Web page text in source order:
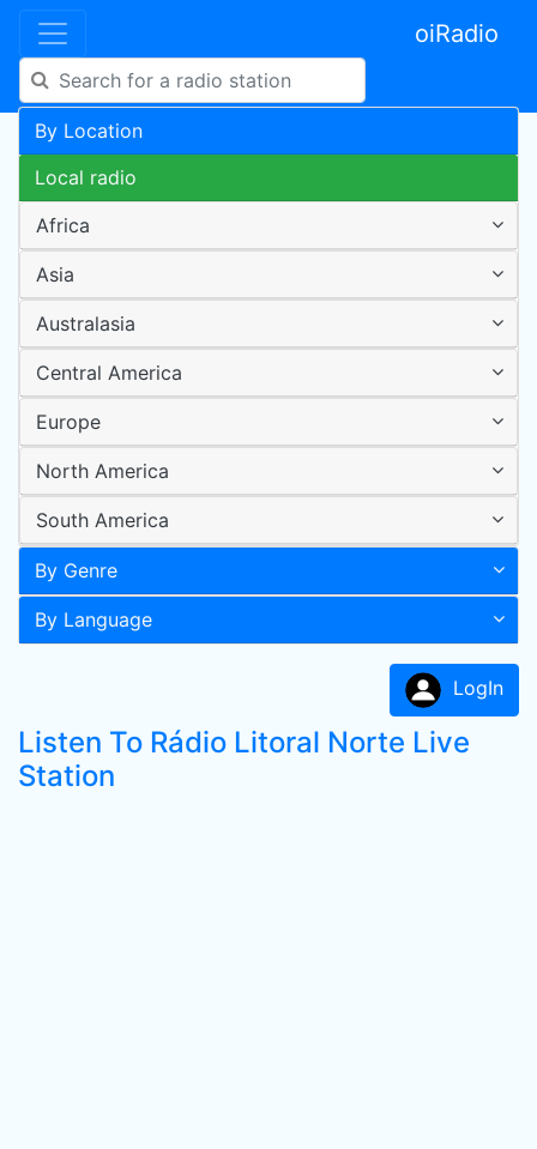
oiRadio
By Location
Local radio
Africa
Asia
Australasia
Central America
Europe
North America
South America
By Genre
By Language
LogIn
Listen To Rádio Litoral Norte Live
Station